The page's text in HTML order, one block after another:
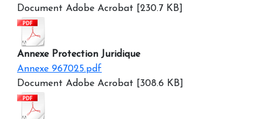
Document Adobe Acrobat [230.7 KB]
Annexe Protection Juridique
Annexe 967025.pdf
Document Adobe Acrobat [308.6 KB]